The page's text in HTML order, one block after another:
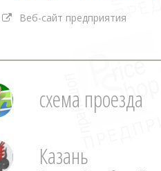
Веб-сайт предприятия
схема проезда
Казань